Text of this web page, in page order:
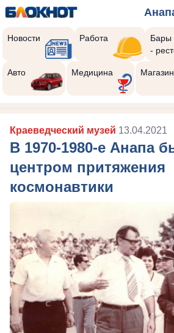
Новости Работа
Бары
-
Авто Медицина
Краеведческий музей 13.04.2021
В 1970-1980-е Анапа
центром притяжения
космонавтики